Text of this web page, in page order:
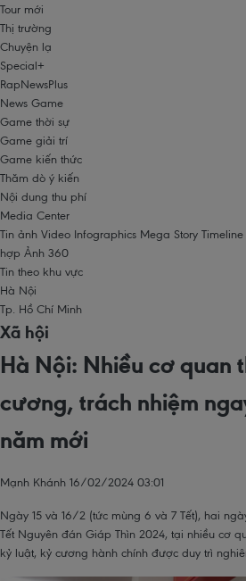
Tour mới
Thị trường
Chuyện lạ
Special+
RapNewsPlus
News Game
Game thời sự
Game giải trí
Game kiến thức
Thăm dò ý kiến
Nội dung thu phí
Media Center
Tin ảnh Video Infographics Mega Story Timeline
hợp Ảnh 360
Tin theo khu vực
Hà Nội
Tp. Hồ Chí Minh
Xã hội
Hà Nội: Nhiều cơ quan
cương, trách nhiệm
năm mới
Mạnh Khánh 16/02/2024 03:01
Ngày 15 và 16/2 (tức mùng 6 và 7 Tết), hai
Tết Nguyên đán Giáp Thìn 2024, tại nhiều cơ
kỷ luật, kỷ cương hành chính được duy trì